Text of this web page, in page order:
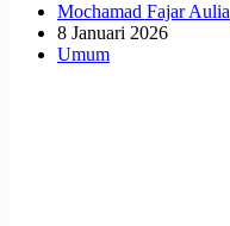
Mochamad Fajar Aulia
8 Januari 2026
Umum